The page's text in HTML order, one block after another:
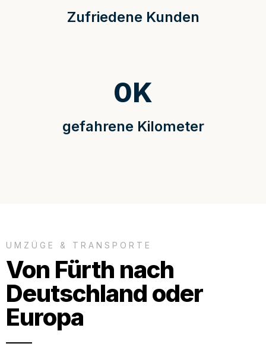
Zufriedene Kunden
gefahrene Kilometer
0K
UMZÜGE & TRANSPORTE
Von Fürth nach
Deutschland oder
Europa